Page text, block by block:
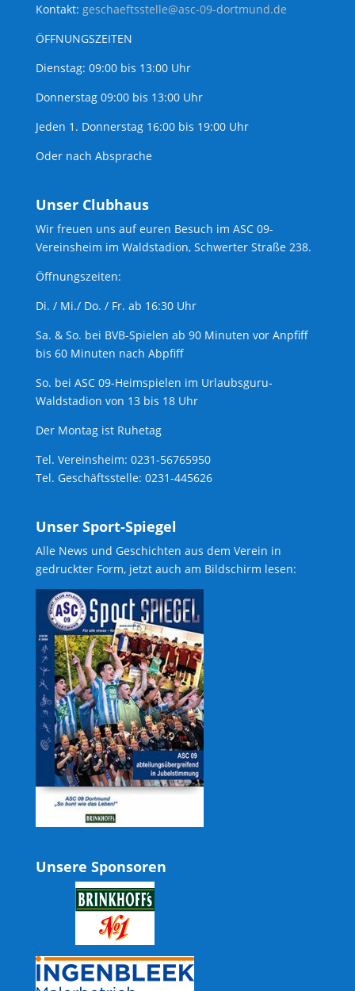
Kontakt: geschaeftsstelle@asc-09-dortmund.de
ÖFFNUNGSZEITEN
Dienstag: 09:00 bis 13:00 Uhr
Donnerstag 09:00 bis 13:00 Uhr
Jeden 1. Donnerstag 16:00 bis 19:00 Uhr
Oder nach Absprache
Unser Clubhaus
Wir freuen uns auf euren Besuch im ASC 09-
Vereinsheim im Waldstadion, Schwerter Straße 238.
Öffnungszeiten:
Di. / Mi./ Do. / Fr. ab 16:30 Uhr
Sa. & So. bei BVB-Spielen ab 90 Minuten vor Anpfiff
bis 60 Minuten nach Abpfiff
So. bei ASC 09-Heimspielen im Urlaubsguru-
Waldstadion von 13 bis 18 Uhr
Der Montag ist Ruhetag
Tel. Vereinsheim: 0231-56765950
Tel. Geschäftsstelle: 0231-445626
Unser Sport-Spiegel
Alle News und Geschichten aus dem Verein in
gedruckter Form, jetzt auch am Bildschirm lesen:
Unsere Sponsoren